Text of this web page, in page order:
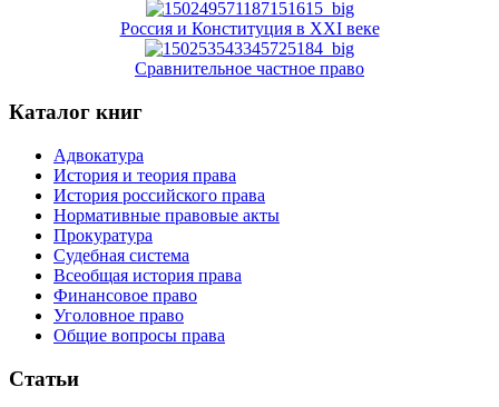
Россия и Конституция в XXI веке
Сравнительное частное право
Каталог книг
Адвокатура
История и теория права
История российского права
Нормативные правовые акты
Прокуратура
Судебная система
Всеобщая история права
Финансовое право
Уголовное право
Общие вопросы права
Статьи